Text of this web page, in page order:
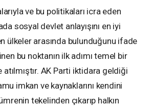
ve bu politikaları icra eden
sosyal devlet anlayışını en iyi
ülkeler arasında bulunduğunu ifade
bu noktanın ilk adımı temel bir
AK Parti iktidara geldiği
imkan ve kaynaklarını kendini
tekelinden çıkarıp halkın